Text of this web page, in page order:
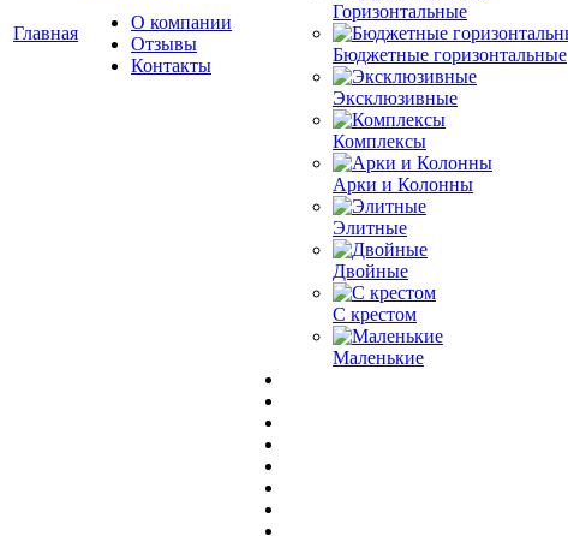
Главная
О компании
Отзывы
Контакты
Горизонтальные
Бюджетные горизонтальные
Эксклюзивные
Комплексы
Арки и Колонны
Элитные
Двойные
С крестом
Маленькие